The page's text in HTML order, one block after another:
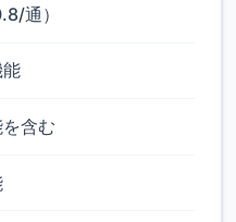
通）
含む